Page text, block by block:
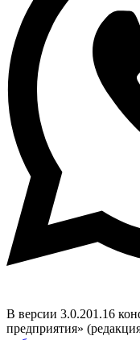
В версии 3.0.201.16
предприятия»